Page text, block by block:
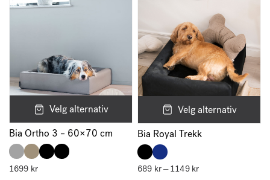
Velg alternativ
Bia Ortho 3 – 60×70 cm
1699 kr
Velg alternativ
Bia Royal Trekk
689 kr– 1149 krPrisområde: